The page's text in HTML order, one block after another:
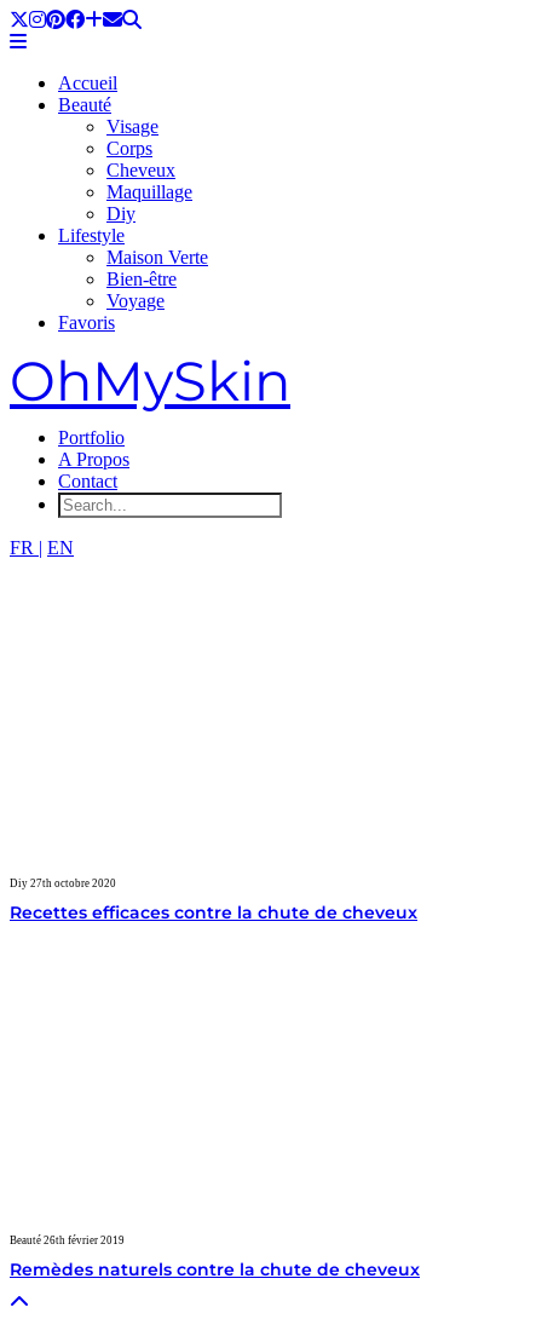
Accueil
Beauté
Visage
Corps
Cheveux
Maquillage
Diy
Lifestyle
Maison Verte
Bien-être
Voyage
Favoris
OhMySkin
Portfolio
A Propos
Contact
FR | EN
Diy 27th octobre 2020
Recettes efficaces contre la chute de cheveux
Beauté 26th février 2019
Remèdes naturels contre la chute de cheveux